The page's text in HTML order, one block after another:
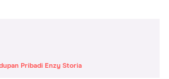
Pribadi Enzy Storia